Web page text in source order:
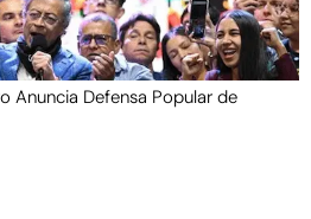
Anuncia Defensa Popular de